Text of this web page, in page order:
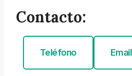
Contacto:
Teléfono Email